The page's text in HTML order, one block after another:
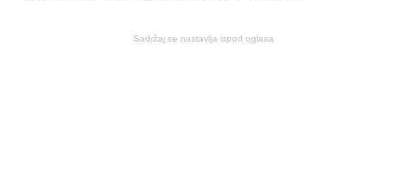
Sadržaj se nastavlja ispod oglasa